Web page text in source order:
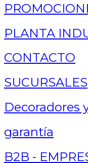
PLANTA
CONTACTO
SUCURSALES
Decoradores
garantía
B2B -